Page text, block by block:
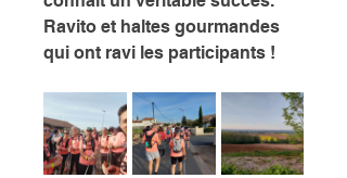
Ravito et haltes gourmandes
qui ont ravi les participants !